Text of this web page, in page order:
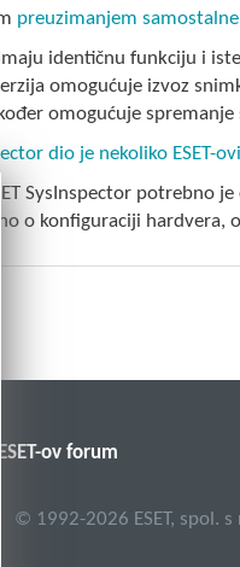
preuzimanjem
identičnu funkciju i
omogućuje izvoz
omogućuje
dio je nekoliko ESET-
SysInspector potrebno
o konfiguraciji hardvera,
ESET-ov forum
© 1992-2026 ESET, spol.